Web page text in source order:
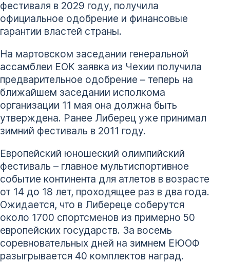
фестиваля в 2029 году, получила
официальное одобрение и финансовые
гарантии властей страны.
На мартовском заседании генеральной
ассамблеи ЕОК заявка из Чехии получила
предварительное одобрение – теперь на
ближайшем заседании исполкома
организации 11 мая она должна быть
утверждена. Ранее Либерец уже принимал
зимний фестиваль в 2011 году.
Европейский юношеский олимпийский
фестиваль – главное мультиспортивное
событие континента для атлетов в возрасте
от 14 до 18 лет, проходящее раз в два года.
Ожидается, что в Либереце соберутся
около 1700 спортсменов из примерно 50
европейских государств. За восемь
соревновательных дней на зимнем ЕЮОФ
разыгрывается 40 комплектов наград.